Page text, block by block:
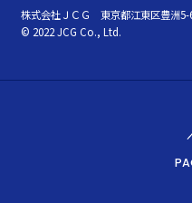
株式会社ＪＣＧ
東京都江東区豊洲
© 2022 JCG Co., Ltd.